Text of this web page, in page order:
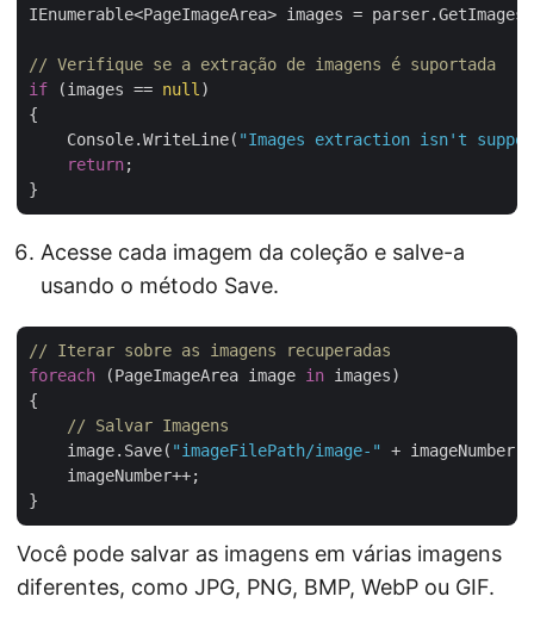
IEnumerable<PageImageArea> images =
// Verifique se a extração de imagens é suportada
if (images == null )
{
    Console.WriteLine(
"Images extraction isn't
return;
Acesse cada imagem da coleção e salve-a
usando o método Save.
// Iterar sobre as imagens recuperadas
foreach (PageImageArea image in images)
{
// Salvar Imagens
    image.Save(
"imageFilePath/image-"
+
    imageNumber++;
Você pode salvar as imagens em várias imagens
diferentes, como JPG, PNG, BMP, WebP ou GIF.